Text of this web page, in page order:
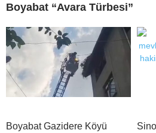
Boyabat “Avara Türbesi”
Boyabat Gazidere Köyü